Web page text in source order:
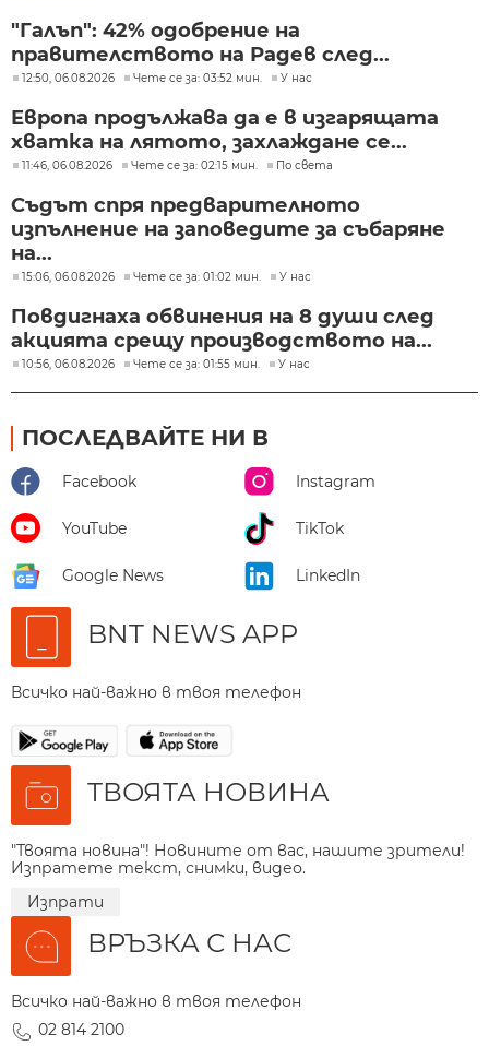
"Галъп": 42% одобрение на
правителството на Радев след...
12:50, 06.08.2026 Чете се за: 03:52 мин. У нас
Европа продължава да е в изгарящата
хватка на лятото, захлаждане се...
11:46, 06.08.2026 Чете се за: 02:15 мин. По света
Съдът спря предварителното
изпълнение на заповедите за събаряне
на...
15:06, 06.08.2026 Чете се за: 01:02 мин. У нас
Повдигнаха обвинения на 8 души след
акцията срещу производството на...
10:56, 06.08.2026 Чете се за: 01:55 мин. У нас
ПОСЛЕДВАЙТЕ НИ В
Facebook Instagram
YouTube TikTok
Google News LinkedIn
BNT NEWS APP
Всичко най-важно в твоя телефон
ТВОЯТА НОВИНА
"Твоята новина"! Новините от вас, нашите зрители!
Изпратете текст, снимки, видео.
Изпрати
ВРЪЗКА С НАС
Всичко най-важно в твоя телефон
02 814 2100